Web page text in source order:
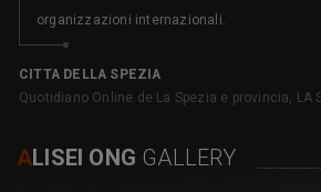
organizzazioni internazionali.
CITTA DELLA SPEZIA
Quotidiano Online de La Spezia e provincia, LA
ALISEI ONG GALLERY